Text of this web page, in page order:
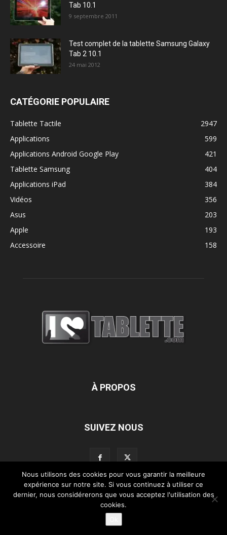
Tab 10.1
9 septembre 2011
Test complet de la tablette Samsung Galaxy
Tab 2 10.1
24 mai 2012
CATÉGORIE POPULAIRE
Tablette Tactile
2947
Applications
599
Applications Android Google Play
421
Tablette Samsung
404
Applications iPad
384
Vidéos
356
Asus
203
Apple
193
Accessoire
158
À PROPOS
SUIVEZ NOUS
L’équipe d’iLoveTablette.com Contactez-nous
Nos partenaires
Mentions légales
©
Nous utilisons des cookies pour vous garantir la meilleure
expérience sur notre site. Si vous continuez à utiliser ce
dernier, nous considérerons que vous acceptez l'utilisation des
cookies.